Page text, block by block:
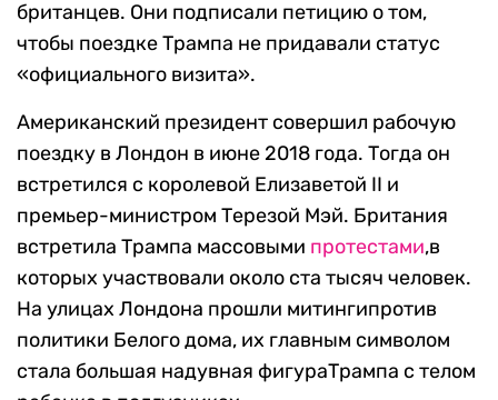
британцев. Они подписали петицию о том,
чтобы поездке Трампа не придавали статус
«официального визита».
Американский президент совершил рабочую
поездку в Лондон в июне 2018 года. Тогда он
встретился с королевой Елизаветой II и
премьер-министром Терезой Мэй. Британия
встретила Трампа массовыми протестами,в
которых участвовали около ста тысяч человек.
На улицах Лондона прошли митингипротив
политики Белого дома, их главным символом
стала большая надувная фигураТрампа с телом